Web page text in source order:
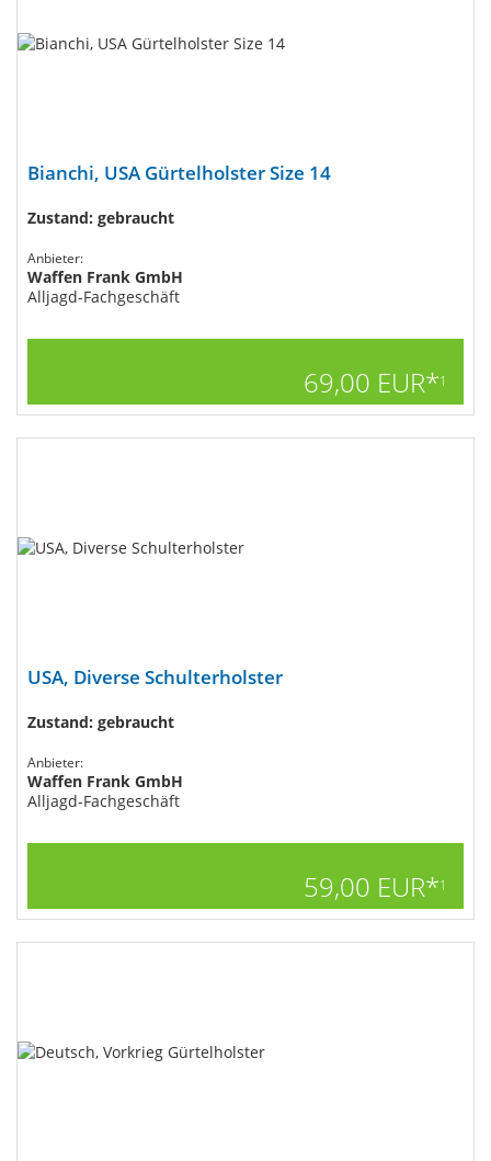
Bianchi, USA Gürtelholster Size 14
Zustand: gebraucht
Anbieter:
Waffen Frank GmbH
Alljagd-Fachgeschäft
69,00 EUR*1
USA, Diverse Schulterholster
Zustand: gebraucht
Anbieter:
Waffen Frank GmbH
Alljagd-Fachgeschäft
59,00 EUR*1